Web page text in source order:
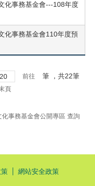
化事務基金會---108年度
化事務基金會110年度預
筆 ，共22筆
頁
事務基金會公開專區 查詢
網站安全政策